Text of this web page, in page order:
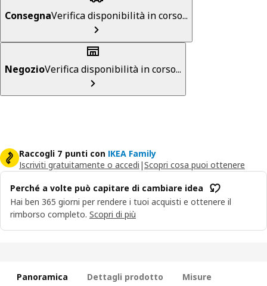
ConsegnaVerifica disponibilità in corso...
NegozioVerifica disponibilità in corso...
Raccogli 7 punti con IKEA Family
Iscriviti gratuitamente o accedi |Scopri cosa puoi ottenere
Perché a volte può capitare di cambiare idea
Hai ben 365 giorni per rendere i tuoi acquisti e ottenere il
rimborso completo. Scopri di più
Panoramica Dettagli prodotto Misure